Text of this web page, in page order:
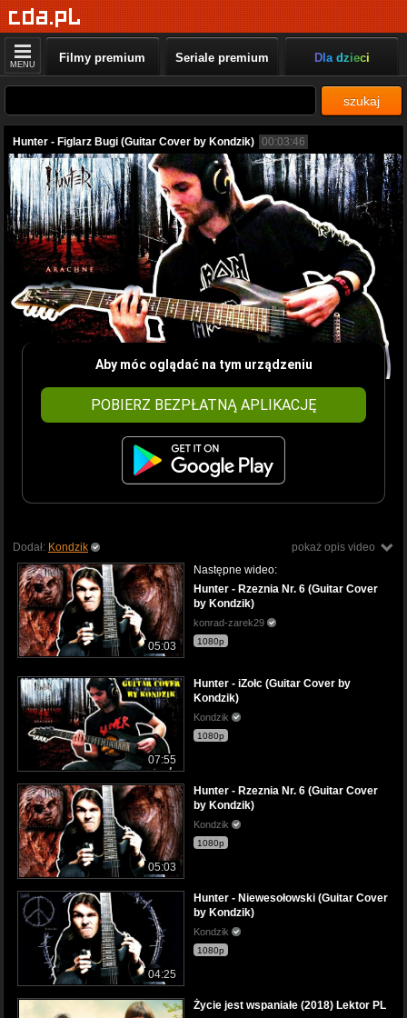
MENU Filmy premium Seriale premium Dla dzieci
szukaj
Hunter - Figlarz Bugi (Guitar Cover by Kondzik) 00:03:46
Aby móc oglądać na tym urządzeniu
POBIERZ BEZPŁATNĄ APLIKACJĘ
pokaż opis video
Dodał: Kondzik
05:03
Następne wideo:
Hunter - Rzeznia Nr. 6 (Guitar Cover
by Kondzik)
konrad-zarek29
1080p
07:55
Hunter - iZołc (Guitar Cover by
Kondzik)
Kondzik
1080p
05:03
Hunter - Rzeznia Nr. 6 (Guitar Cover
by Kondzik)
Kondzik
1080p
04:25
Hunter - Niewesołowski (Guitar Cover
by Kondzik)
Kondzik
1080p
Życie jest wspaniałe (2018) Lektor PL